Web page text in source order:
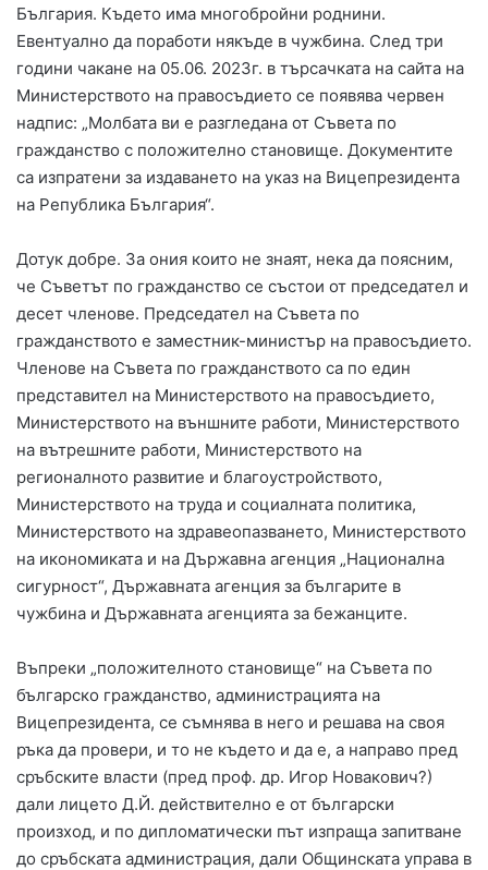
България. Където има многобройни роднини.
Евентуално да поработи някъде в чужбина. След три
години чакане на 05.06. 2023г. в търсачката на сайта на
Министерството на правосъдието се появява червен
надпис: „Молбата ви е разгледана от Съвета по
гражданство с положително становище. Документите
са изпратени за издаването на указ на Вицепрезидента
на Република България“.
Дотук добре. За ония които не знаят, нека да поясним,
че Съветът по гражданство се състои от председател и
десет членове. Председател на Съвета по
гражданството е заместник-министър на правосъдието.
Членове на Съвета по гражданството са по един
представител на Министерството на правосъдието,
Министерството на външните работи, Министерството
на вътрешните работи, Министерството на
регионалното развитие и благоустройството,
Министерството на труда и социалната политика,
Министерството на здравеопазването, Министерството
на икономиката и на Държавна агенция „Национална
сигурност“, Държавната агенция за българите в
чужбина и Държавната агенцията за бежанците.
Въпреки „положителното становище“ на Съвета по
българско гражданство, администрацията на
Вицепрезидента, се съмнява в него и решава на своя
ръка да провери, и то не където и да е, а направо пред
сръбските власти (пред проф. др. Игор Новакович?)
дали лицето Д.Й. действително е от български
произход, и по дипломатически път изпраща запитване
до сръбската администрация, дали Общинската управа в